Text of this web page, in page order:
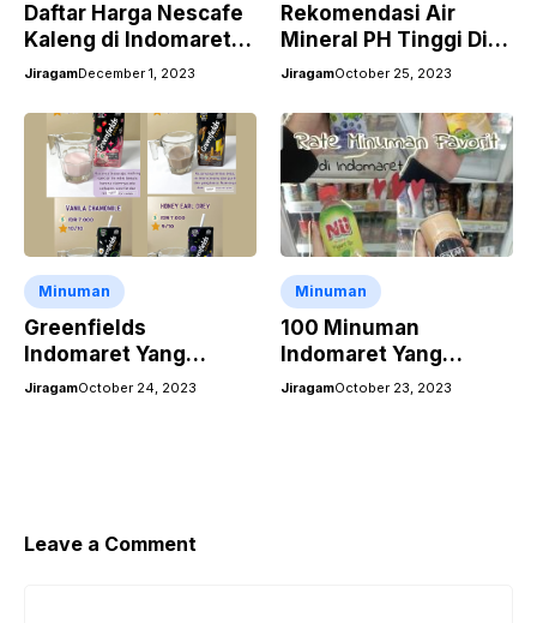
Daftar Harga Nescafe
Kaleng di Indomaret
2024 Beserta
JiragamDecember 1, 2023
Rekomendasi Air
Mineral PH Tinggi Di
Indomaret
JiragamOctober 25, 2023
Minuman
Greenfields
Indomaret Yang
Nikmat
JiragamOctober 24, 2023
Minuman
100 Minuman
Indomaret Yang
Nikmat Dan
JiragamOctober 23, 2023
Leave a Comment